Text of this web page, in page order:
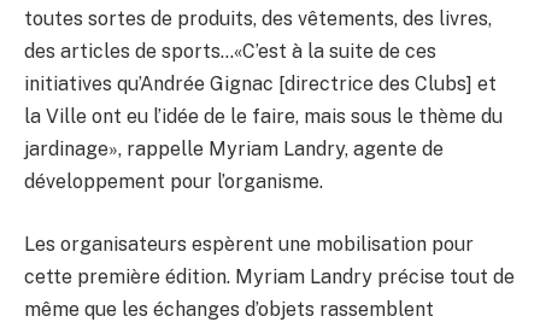
toutes sortes de produits, des vêtements, des livres,
des articles de sports…«C’est à la suite de ces
initiatives qu’Andrée Gignac [directrice des Clubs] et
la Ville ont eu l’idée de le faire, mais sous le thème du
jardinage», rappelle Myriam Landry, agente de
développement pour l’organisme.
Les organisateurs espèrent une mobilisation pour
cette première édition. Myriam Landry précise tout de
même que les échanges d’objets rassemblent